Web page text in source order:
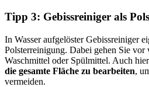
Tipp 3: Gebissreiniger als
In Wasser aufgelöster Gebissreiniger
Polsterreinigung. Dabei gehen Sie
Waschmittel oder Spülmittel. Auch
die gesamte Fläche zu bearbeiten,
vermeiden.